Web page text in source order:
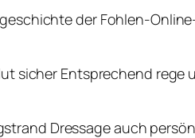
der Fohlen-
sicher Entsprechend rege
Dressage auch